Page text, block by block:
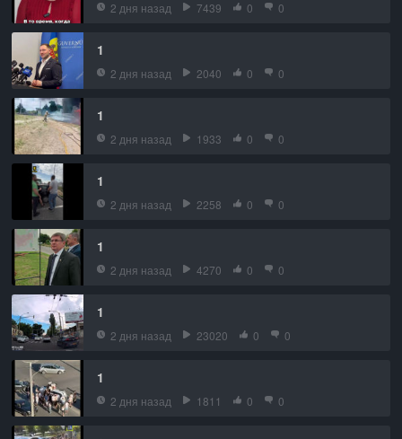
2 дня назад 7439 0 0
1
2 дня назад 2040 0 0
1
2 дня назад 1933 0 0
1
2 дня назад 2258 0 0
1
2 дня назад 4270 0 0
1
2 дня назад 23020 0 0
1
2 дня назад 1811 0 0